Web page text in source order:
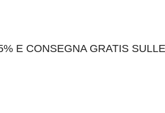
E CONSEGNA GRATIS